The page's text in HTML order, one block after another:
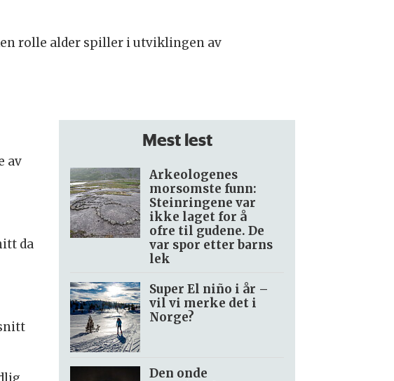
rolle alder spiller i utviklingen av
Mest lest
Arkeologenes
morsomste funn:
Steinringene var
ikke laget for å
ofre til gudene. De
var spor etter barns
lek
Super El niño i år –
vil vi merke det i
Norge?
Den onde
av
da